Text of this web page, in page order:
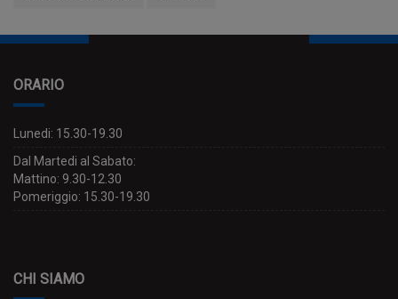
ORARIO
Lunedi: 15.30-19.30
Dal Martedi al Sabato:
Mattino: 9.30-12.30
Pomeriggio: 15.30-19.30
CHI SIAMO